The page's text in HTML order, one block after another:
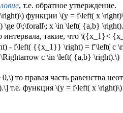
, т.е. обратное утверждение.
функции \(y = f\left( x
0\;\forall\; x \in \left( {a,b}
интервала, такие, что \({x_1}<
- f\left( {{x_1}} \right) = f'\left( c
c \in \left( {a,b} \right).\)
то правая часть равенства
т.е. функция \(y = f\left( x \right)\)